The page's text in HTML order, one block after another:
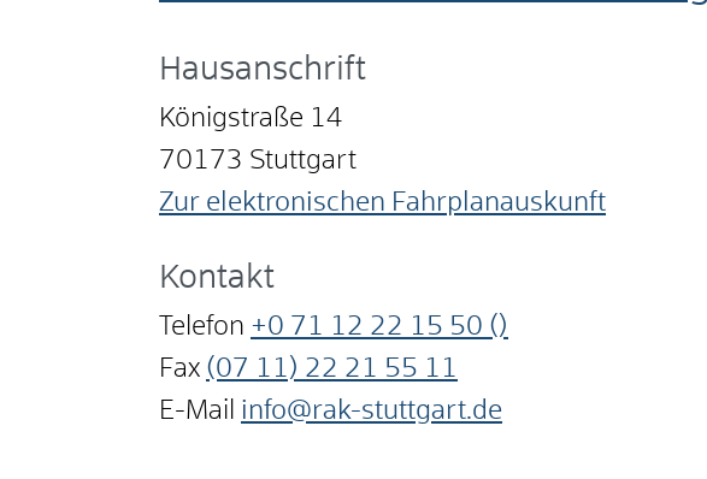
Hausanschrift
Königstraße 14
70173 Stuttgart
Zur elektronischen Fahrplanauskunft
Kontakt
Telefon +0 71 12 22 15 50 ()
Fax (07 11) 22 21 55 11
E-Mail info@rak-stuttgart.de